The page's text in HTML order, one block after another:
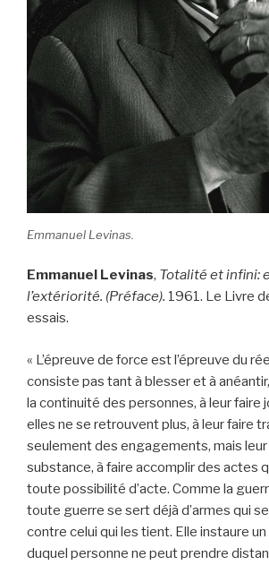
Emmanuel Levinas.
Emmanuel Levinas, Totalité et infini:
l’extériorité. (Préface). 1961. Le Livre
essais.
« L’épreuve de force est l’épreuve du
consiste pas tant à blesser et à
la continuité des personnes, à leur faire
elles ne se retrouvent plus, à leur faire
seulement des engagements, mais
substance, à faire accomplir des actes
toute possibilité d’acte. Comme la
toute guerre se sert déjà d’armes qui
contre celui qui les tient. Elle instaure un
duquel personne ne peut prendre